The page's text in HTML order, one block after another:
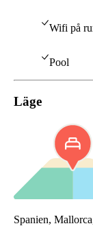
Wifi på
Pool
Läge
Spanien,